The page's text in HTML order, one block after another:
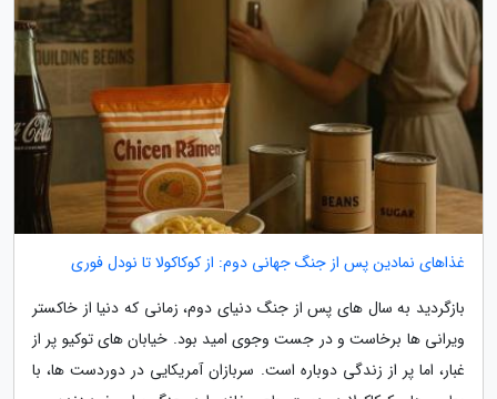
غذاهای نمادین پس از جنگ جهانی دوم: از کوکاکولا تا نودل فوری
بازگردید به سال های پس از جنگ دنیای دوم، زمانی که دنیا از خاکستر
ویرانی ها برخاست و در جست وجوی امید بود. خیابان های توکیو پر از
غبار، اما پر از زندگی دوباره است. سربازان آمریکایی در دوردست ها، با